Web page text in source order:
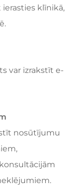
ierasties klīnikā,
var izrakstīt e-
nosūtījumu